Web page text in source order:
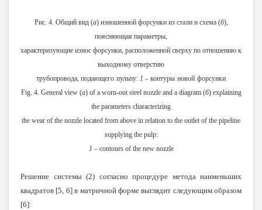
Рис. 4. Общий вид (а) изношенной форсунки из стали и схема (б),
поясняющая параметры,
характеризующие износ форсунки, расположенной сверху по отношению к
выходному отверстию
трубопровода подающего пульпу: 1 – контуры новой форсунки
Fig. 4. General view (a) of a worn-out steel nozzle and a diagram (б) explaining
the parameters characterizing
the wear of the nozzle located from above in relation to the outlet of the pipeline
supplying the pulp:
1 – contours of the new nozzle
Решение системы (2) согласно процедуре метода наименьших
квадратов [5, 6] в матричной форме выглядит следующим образом
[6]: